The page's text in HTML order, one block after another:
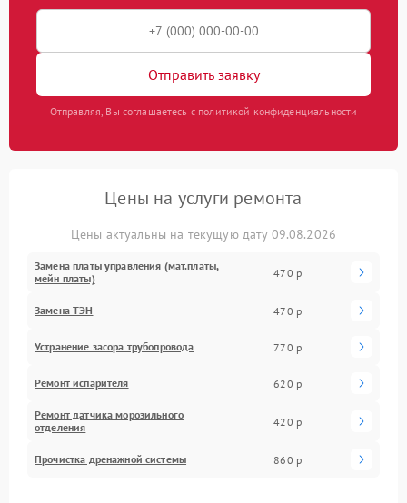
Отправить заявку
Отправляя, Вы соглашаетесь с политикой конфиденциальности
Цены на услуги ремонта
Цены актуальны на текущую дату 09.08.2026
Замена платы управления (мат.платы,
мейн платы)
470 р
Замена ТЭН 470 р
Устранение засора трубопровода 770 р
Ремонт испарителя 620 р
Ремонт датчика морозильного
отделения
420 р
Прочистка дренажной системы 860 р